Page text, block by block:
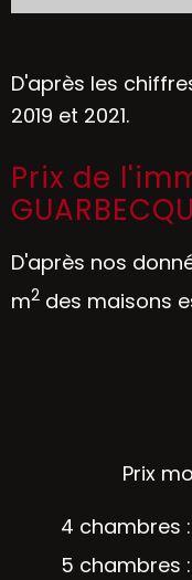
D'après les
2019 et 2021.
Prix de
D'après nos
m2 des maisons
Prix
4 chambres :
5 chambres :